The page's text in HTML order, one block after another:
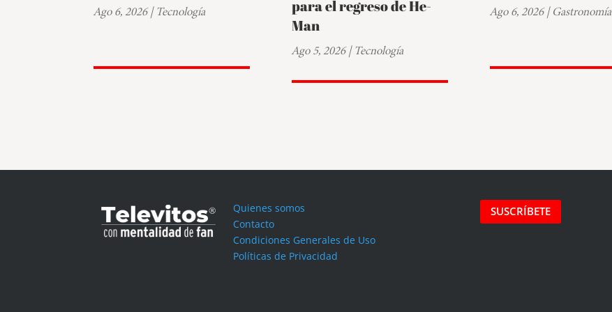
Ago 6, 2026|Tecnología
para el regreso de He-
Man
Ago 5, 2026|Tecnología
Ago 6, 2026|Gastronomía
Quienes somos
Contacto
Condiciones Generales de Uso
Políticas de Privacidad
SUSCRÍBETE